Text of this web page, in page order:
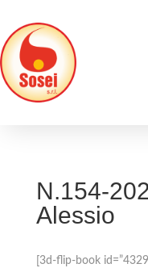
N.154-
Alessio
[3d-flip-book